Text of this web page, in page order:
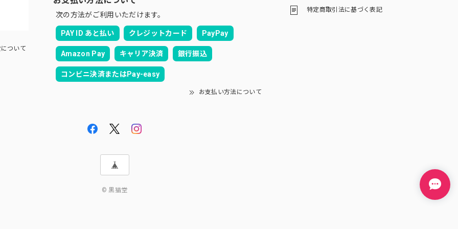
ついて
次の方法がご利用いただけます。
PAY ID あと払い クレジットカード PayPay
Amazon Pay キャリア決済 銀行振込
コンビニ決済またはPay-easy
お支払い方法について
特定商取引法に基づく表記
© 黒猫堂